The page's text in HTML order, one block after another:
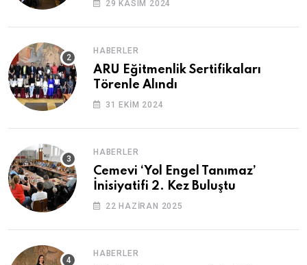
29 KASIM 2024
HABERLER
ARU Eğitmenlik Sertifikaları
Törenle Alındı
31 EKIM 2024
HABERLER
Cemevi ‘Yol Engel Tanımaz’
İnisiyatifi 2. Kez Buluştu
22 HAZIRAN 2025
HABERLER